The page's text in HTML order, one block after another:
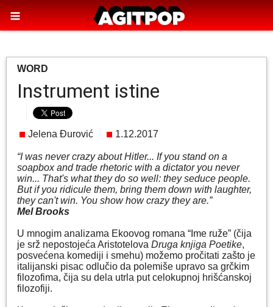
WORD
Instrument istine
Jelena Đurović 1.12.2017
“I was never crazy about Hitler... If you stand on a
soapbox and trade rhetoric with a dictator you never
win... That's what they do so well: they seduce people.
But if you ridicule them, bring them down with laughter,
they can't win. You show how crazy they are.”
Mel Brooks
U mnogim analizama Ekoovog romana “Ime ruže” (čija
je srž nepostojeća Aristotelova Druga knjiga Poetike,
posvećena komediji i smehu) možemo pročitati zašto je
italijanski pisac odlučio da polemiše upravo sa grčkim
filozofima, čija su dela utrla put celokupnoj hrišćanskoj
filozofiji.